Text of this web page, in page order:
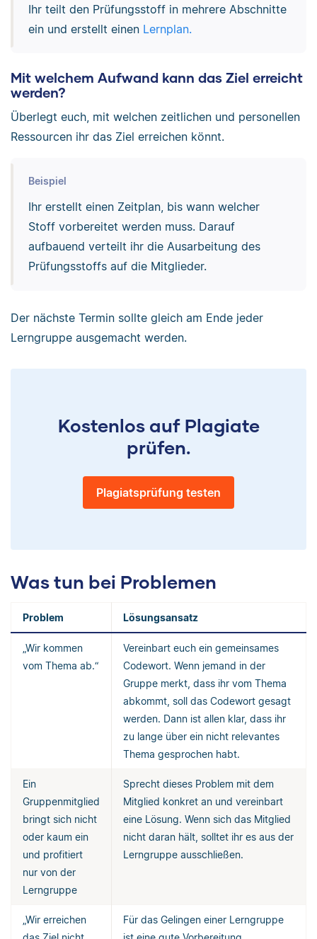
Ihr teilt den Prüfungsstoff in mehrere Abschnitte
ein und erstellt einen Lernplan.
Mit welchem Aufwand kann das Ziel erreicht
werden?
Überlegt euch, mit welchen zeitlichen und personellen
Ressourcen ihr das Ziel erreichen könnt.
Beispiel
Ihr erstellt einen Zeitplan, bis wann welcher
Stoff vorbereitet werden muss. Darauf
aufbauend verteilt ihr die Ausarbeitung des
Prüfungsstoffs auf die Mitglieder.
Der nächste Termin sollte gleich am Ende jeder
Lerngruppe ausgemacht werden.
Kostenlos auf Plagiate
prüfen.
Plagiatsprüfung testen
Was tun bei Problemen
Problem Lösungsansatz
„Wir kommen
vom Thema ab.“
Vereinbart euch ein gemeinsames
Codewort. Wenn jemand in der
Gruppe merkt, dass ihr vom Thema
abkommt, soll das Codewort gesagt
werden. Dann ist allen klar, dass ihr
zu lange über ein nicht relevantes
Thema gesprochen habt.
Ein
Gruppenmitglied
bringt sich nicht
oder kaum ein
und profitiert
nur von der
Lerngruppe
Sprecht dieses Problem mit dem
Mitglied konkret an und vereinbart
eine Lösung. Wenn sich das Mitglied
nicht daran hält, solltet ihr es aus der
Lerngruppe ausschließen.
„Wir erreichen
Für das Gelingen einer Lerngruppe